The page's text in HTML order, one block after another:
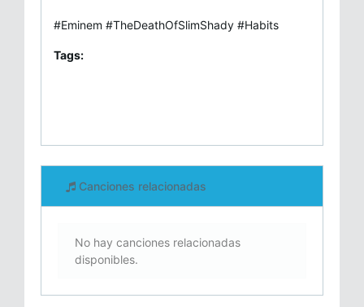
#Eminem #TheDeathOfSlimShady #Habits
Tags:
Canciones relacionadas
No hay canciones relacionadas
disponibles.